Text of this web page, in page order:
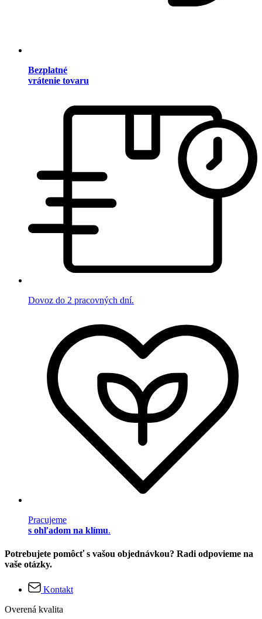
Bezplatné
vrátenie tovaru
Dovoz do 2 pracovných dní.
Pracujeme
s ohľadom na klímu.
Potrebujete pomôcť s vašou objednávkou? Radi odpovieme na
vaše otázky.
Kontakt
Overená kvalita